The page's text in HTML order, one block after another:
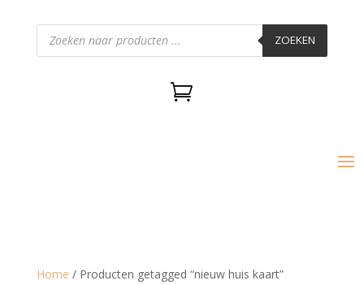
Producten
zoeken ZOEKEN

Home / Producten getagged “nieuw huis kaart”